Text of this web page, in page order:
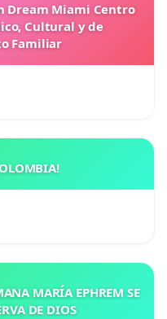
Dream Miami Centro
Cultural y de
Familiar
MARÍA EPHREM SE
DE DIOS